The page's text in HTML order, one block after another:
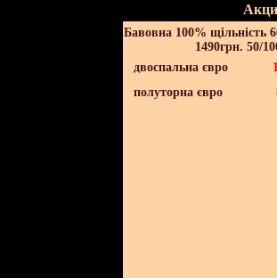
Бавовна 100% щільність
1490грн. 50/
двоспальна євро
полуторна євро